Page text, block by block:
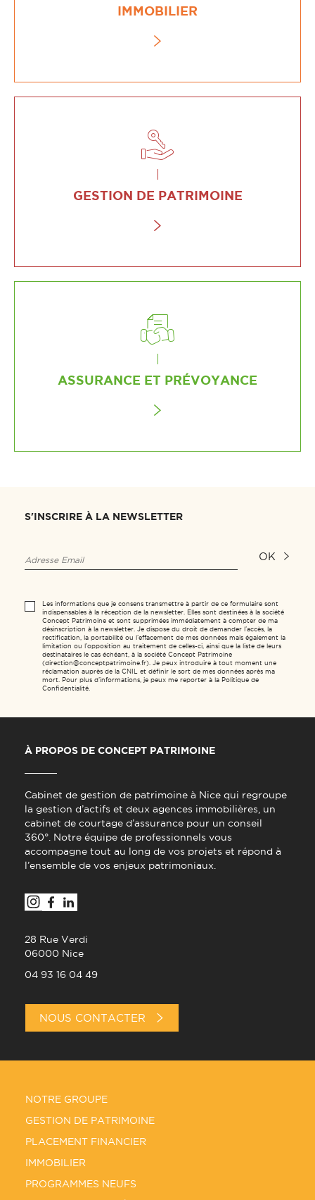
IMMOBILIER
GESTION DE PATRIMOINE
ASSURANCE ET PRÉVOYANCE
S'INSCRIRE À LA NEWSLETTER
OK
Les informations que je consens transmettre à partir de ce formulaire sont
indispensables à la réception de la newsletter. Elles sont destinées à la société
Concept Patrimoine et sont supprimées immédiatement à compter de ma
désinscription à la newsletter. Je dispose du droit de demander l’accès, la
rectification, la portabilité ou l’effacement de mes données mais également la
limitation ou l’opposition au traitement de celles-ci, ainsi que la liste de leurs
destinataires le cas échéant, à la société Concept Patrimoine
(direction@conceptpatrimoine.fr). Je peux introduire à tout moment une
réclamation auprès de la CNIL et définir le sort de mes données après ma
mort. Pour plus d’informations, je peux me reporter à la Politique de
Confidentialité.
À PROPOS DE CONCEPT PATRIMOINE
Cabinet de gestion de patrimoine à Nice qui regroupe
la gestion d’actifs et deux agences immobilières, un
cabinet de courtage d’assurance pour un conseil
360°. Notre équipe de professionnels vous
accompagne tout au long de vos projets et répond à
l’ensemble de vos enjeux patrimoniaux.
28 Rue Verdi
06000 Nice
04 93 16 04 49
NOUS CONTACTER
NOTRE GROUPE
GESTION DE PATRIMOINE
PLACEMENT FINANCIER
IMMOBILIER
PROGRAMMES NEUFS